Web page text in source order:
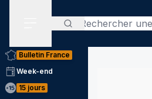
Rechercher
Bulletin France
Week-end
15 jours